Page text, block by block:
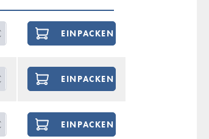
EINPACKEN
EINPACKEN
EINPACKEN